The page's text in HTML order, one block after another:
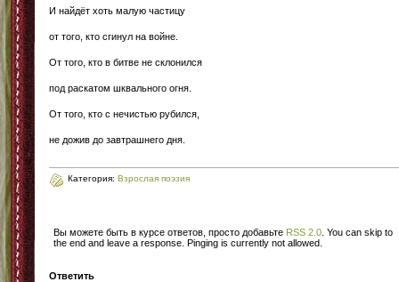
И найдёт хоть малую частицу
от того, кто сгинул на войне.
От того, кто в битве не склонился
под раскатом шквального огня.
От того, кто с нечистью рубился,
не дожив до завтрашнего дня.
Категория: Взрослая поэзия
Вы можете быть в курсе ответов, просто добавьте RSS 2.0 . You can skip to
the end and leave a response. Pinging is currently not allowed.
Ответить